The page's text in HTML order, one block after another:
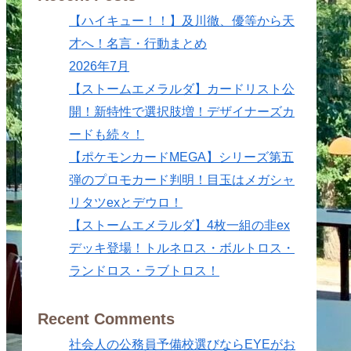
【ハイキュー！！】及川徹、優等から天
才へ！名言・行動まとめ
2026年7月
【ストームエメラルダ】カードリスト公
開！新特性で選択肢増！デザイナーズカ
ードも続々！
【ポケモンカードMEGA】シリーズ第五
弾のプロモカード判明！目玉はメガシャ
リタツexとデウロ！
【ストームエメラルダ】4枚一組の非ex
デッキ登場！トルネロス・ボルトロス・
ランドロス・ラブトロス！
Recent Comments
社会人の公務員予備校選びならEYEがお